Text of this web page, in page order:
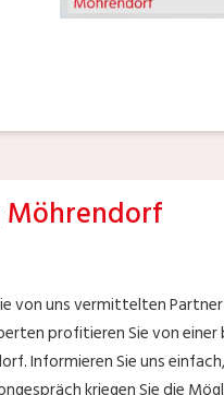
Möhrendorf
von uns vermittelten
profitieren Sie von
Informieren Sie uns